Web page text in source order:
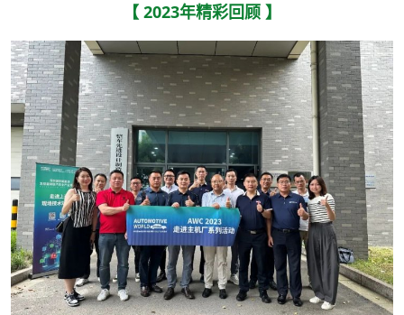
【 2023年精彩回顾 】